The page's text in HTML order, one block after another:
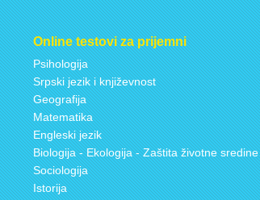
Online testovi za prijemni
Psihologija
Srpski jezik i književnost
Geografija
Matematika
Engleski jezik
Biologija - Ekologija - Zaštita životne sredine
Sociologija
Istorija